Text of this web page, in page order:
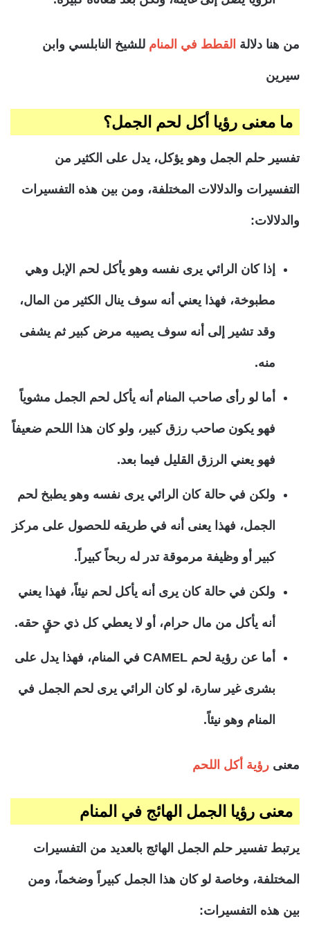
من هنا دلالة القطط في المنام للشيخ النابلسي وابن
سيرين
ما معنى رؤيا أكل لحم الجمل؟
تفسير حلم الجمل وهو يؤكل، يدل على الكثير من
التفسيرات والدلالات المختلفة، ومن بين هذه التفسيرات
والدلالات:
إذا كان الرائي يرى نفسه وهو يأكل لحم الإبل وهي
مطبوخة، فهذا يعني أنه سوف ينال الكثير من المال،
وقد تشير إلى أنه سوف يصيبه مرض كبير ثم يشفى
منه.
أما لو رأى صاحب المنام أنه يأكل لحم الجمل مشوياً
فهو يكون صاحب رزق كبير، ولو كان هذا اللحم ضعيفاً
فهو يعني الرزق القليل فيما بعد.
ولكن في حالة كان الرائي يرى نفسه وهو يطبخ لحم
الجمل، فهذا يعنى أنه في طريقه للحصول على مركز
كبير أو وظيفة مرموقة تدر له ربحاً كبيراً.
ولكن في حالة كان يرى أنه يأكل لحم نيئاً، فهذا يعني
أنه يأكل من مال حرام، أو لا يعطي كل ذي حقٍ حقه.
أما عن رؤية لحم CAMEL في المنام، فهذا يدل على
بشرى غير سارة، لو كان الرائي يرى لحم الجمل في
المنام وهو نيئاً.
معنى رؤية أكل اللحم
معنى رؤيا الجمل الهائج في المنام
يرتبط تفسير حلم الجمل الهائج بالعديد من التفسيرات
المختلفة، وخاصة لو كان هذا الجمل كبيراً وضخماً، ومن
بين هذه التفسيرات: